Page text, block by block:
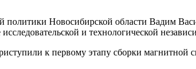
Новосибирской области Вадим
и технологической
к первому этапу сборки